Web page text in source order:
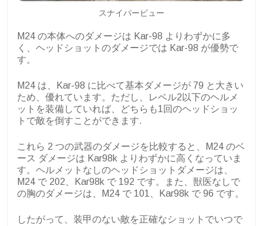
スナイパービュー
M24 の本体へのダメージは Kar-98 よりわずかに多
く、ヘッドショットのダメージでは Kar-98 が優勢で
す。
M24 は、Kar-98 に比べて基本ダメージが 79 と大きい
ため、優れています。ただし、レベル2以下のヘルメ
ットを装備していれば、どちらも1回のヘッドショッ
トで敵を倒すことができます.
これら 2 つの武器のダメージを比較すると、M24 のベ
ース ダメージは Kar98k よりわずかに高くなっていま
す。ヘルメットなしのヘッドショットダメージは、
M24 で 202、Kar98k で 192 です。また、獣医なしで
の胸のダメージは、M24 で 101、Kar98k で 96 です。
したがって、装甲のない敵を正確なショットでいつで